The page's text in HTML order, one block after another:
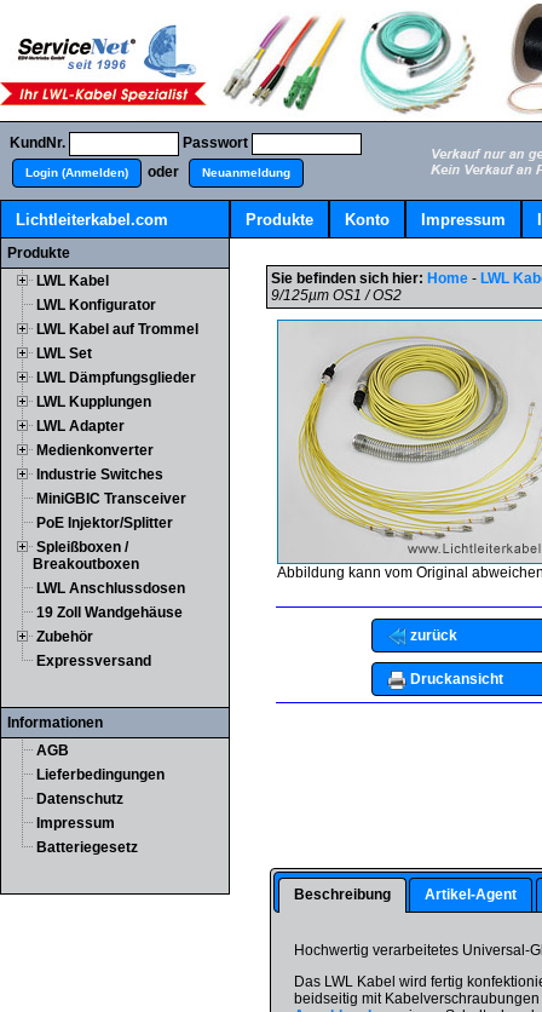
KundNr. Passwort
Login (Anmelden) oder Neuanmeldung
Lichtleiterkabel.com Produkte Konto Impressum
Produkte
LWL Kabel
LWL Konfigurator
LWL Kabel auf Trommel
LWL Set
LWL Dämpfungsglieder
LWL Kupplungen
LWL Adapter
Medienkonverter
Industrie Switches
MiniGBIC Transceiver
PoE Injektor/Splitter
Spleißboxen /
Breakoutboxen
LWL Anschlussdosen
19 Zoll Wandgehäuse
Zubehör
Expressversand
Informationen
AGB
Lieferbedingungen
Datenschutz
Impressum
Batteriegesetz
Sie befinden sich hier: Home - LWL
9/125µm OS1 / OS2
Abbildung kann vom Original
zurück
Druckansicht
Beschreibung Artikel-Agent
Hochwertig verarbeitetes Universal-
Das LWL Kabel wird fertig
beidseitig mit